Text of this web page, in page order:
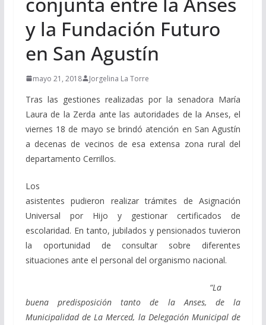
y la Fundación Futuro
en San Agustín
mayo 21, 2018 Jorgelina La Torre
Tras las gestiones realizadas por la senadora María
Laura de la Zerda ante las autoridades de la Anses, el
viernes 18 de mayo se brindó atención en San Agustín
a decenas de vecinos de esa extensa zona rural del
departamento Cerrillos.
Los
asistentes pudieron realizar trámites de Asignación
Universal por Hijo y gestionar certificados de
escolaridad. En tanto, jubilados y pensionados tuvieron
la oportunidad de consultar sobre diferentes
situaciones ante el personal del organismo nacional.
“La
buena predisposición tanto de la Anses, de la
Municipalidad de La Merced, la Delegación Municipal de